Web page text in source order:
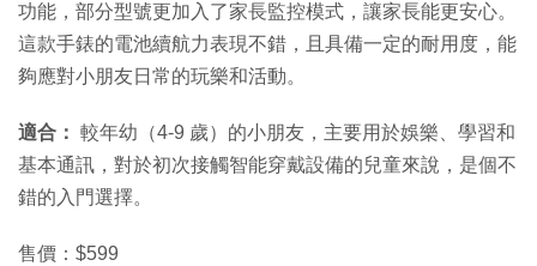
功能，部分型號更加入了家長監控模式，讓家長能更安心。
這款手錶的電池續航力表現不錯，且具備一定的耐用度，能
夠應對小朋友日常的玩樂和活動。
適合： 較年幼（4-9 歲）的小朋友，主要用於娛樂、學習和
基本通訊，對於初次接觸智能穿戴設備的兒童來說，是個不
錯的入門選擇。
售價：$599